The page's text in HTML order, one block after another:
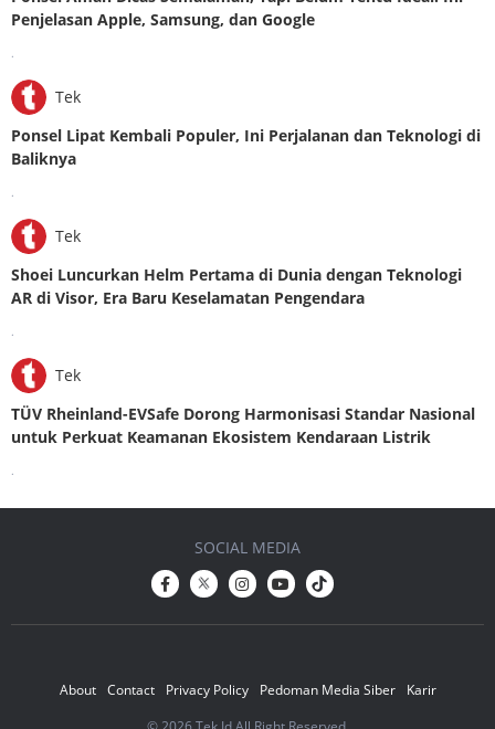
Penjelasan Apple, Samsung, dan Google
.
Tek
Ponsel Lipat Kembali Populer, Ini Perjalanan dan Teknologi di
Baliknya
.
Tek
Shoei Luncurkan Helm Pertama di Dunia dengan Teknologi
AR di Visor, Era Baru Keselamatan Pengendara
.
Tek
TÜV Rheinland-EVSafe Dorong Harmonisasi Standar Nasional
untuk Perkuat Keamanan Ekosistem Kendaraan Listrik
.
About Contact Privacy Policy Pedoman Media Siber
Karir
SOCIAL MEDIA